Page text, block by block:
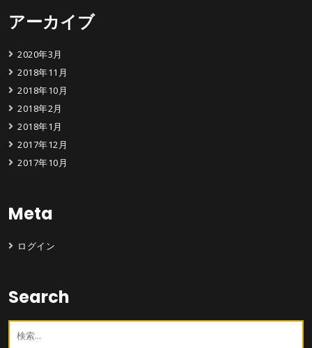
アーカイブ
2020年3月
2018年11月
2018年10月
2018年2月
2018年1月
2017年12月
2017年10月
Meta
ログイン
Search